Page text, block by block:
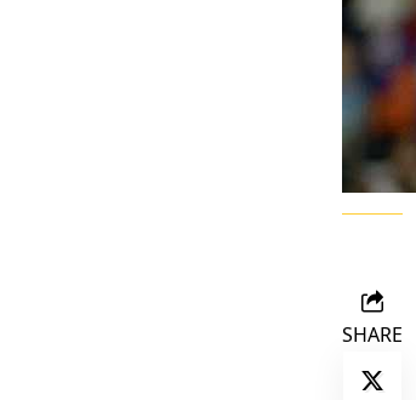
SHARE